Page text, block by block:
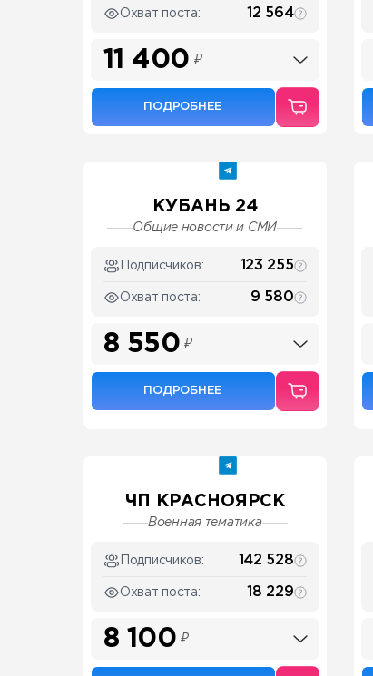
Охват поста: 12 564
11 400 ₽
ПОДРОБНЕЕ
КУБАНЬ 24
Общие новости и СМИ
Подписчиков: 123 255
Охват поста: 9 580
8 550 ₽
ПОДРОБНЕЕ
ЧП КРАСНОЯРСК
Военная тематика
Подписчиков: 142 528
Охват поста: 18 229
8 100 ₽